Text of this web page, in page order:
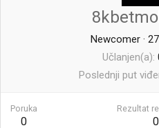
Newcomer · 27
Učlanjen(a)
Poslednji put
Poruka
0
Rezultat
0